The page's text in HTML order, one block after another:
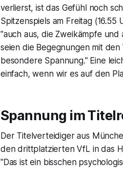
verlierst, ist das Gefühl noch
Spitzenspiels am Freitag (16.55
"auch aus, die Zweikämpfe und
seien die Begegnungen mit den
besondere Spannung." Eine
einfach, wenn wir es auf den
Spannung im
Der Titelverteidiger aus
den drittplatzierten VfL in das
"Das ist ein bisschen